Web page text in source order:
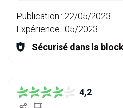
Publication : 22/05/2023
Expérience : 05/2023
Sécurisé dans la
4,2